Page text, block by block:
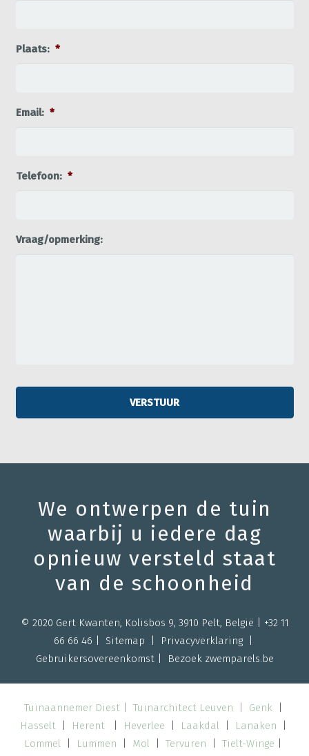
Plaats: *
Email: *
Telefoon: *
Vraag/opmerking:
We ontwerpen de tuin
waarbij u iedere dag
opnieuw versteld staat
van de schoonheid
© 2020 Gert Kwanten, Kolisbos 9, 3910 Pelt, België | +32 11
66 66 46
Sitemap | Privacyverklaring|
Gebruikersovereenkomst| Bezoek zwemparels.be
Tuinaannemer Diest| Tuinarchitect Leuven Genk
Hasselt| Herent| Heverlee Laakdal Lanaken
Lommel
Lummen Mol Tervuren Tielt-Winge